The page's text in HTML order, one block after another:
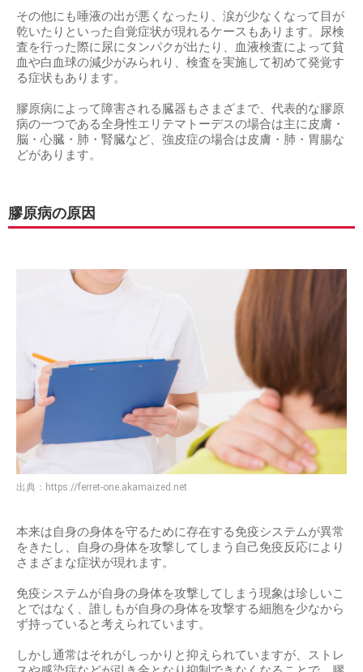
その他にも唾液の出が悪くなったり、涙が少なくなって目が
乾いたりといった自覚症状が現れるケースもあります。尿検
査を行った際に尿にタンパクが出たり、血液検査によって貧
血や白血球の減少がみられり、検査を実施して初めて発覚す
る症状もあります。
膠原病によって障害される臓器もさまざまで、代表的な膠原
病の一つである全身性エリテマトーデスの場合は主に皮膚・
脳・心臓・肺・腎臓など、強皮症の場合は皮膚・肺・胃腸な
どがあります。
膠原病の原因
出典： https://ferret-one.akamaized.net
本来は自身の身体を守るために存在する免疫システムが異常
をきたし、自身の身体を攻撃してしまう自己免疫反応により
さまざまな症状が現れます。
免疫システムが自身の身体を攻撃してしまう現象は珍しいこ
とではなく、誰しもが自身の身体を攻撃する細胞を少なから
ず持っていると考えられています。
しかし通常はそれがしっかりと抑えられていますが、ストレ